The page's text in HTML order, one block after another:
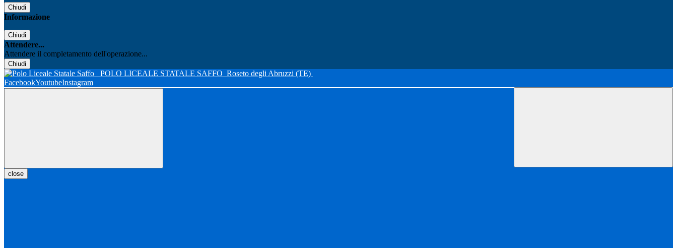
Chiudi
Informazione
Chiudi
Attendere...
Attendere il completamento dell'operazione...
Chiudi
POLO LICEALE STATALE SAFFO Roseto degli Abruzzi (TE)
FacebookYoutubeInstagram
close